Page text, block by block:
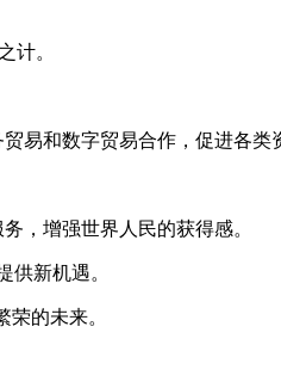
计。
易和数字贸易合作，促进各类
，增强世界人民的获得感。
新机遇。
的未来。